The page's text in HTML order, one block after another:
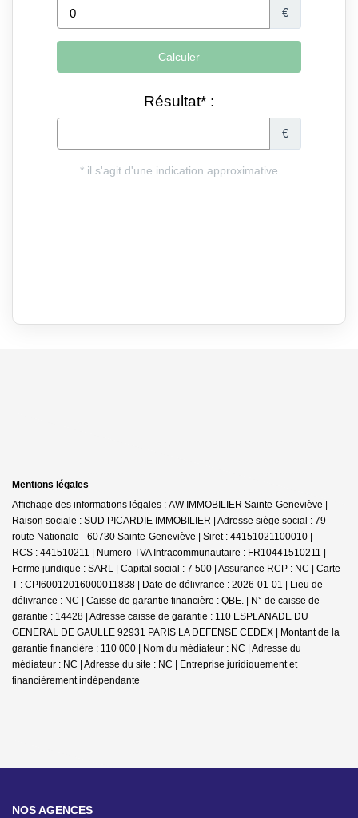
Mentions légales
Affichage des informations légales : AW IMMOBILIER Sainte-Geneviève |
Raison sociale : SUD PICARDIE IMMOBILIER | Adresse siège social : 79
route Nationale - 60730 Sainte-Geneviève | Siret : 44151021100010 |
RCS : 441510211 | Numero TVA Intracommunautaire : FR10441510211 |
Forme juridique : SARL | Capital social : 7 500 | Assurance RCP : NC | Carte
T : CPI60012016000011838 | Date de délivrance : 2026-01-01 | Lieu de
délivrance : NC | Caisse de garantie financière : QBE. | N° de caisse de
garantie : 14428 | Adresse caisse de garantie : 110 ESPLANADE DU
GENERAL DE GAULLE 92931 PARIS LA DEFENSE CEDEX | Montant de la
garantie financière : 110 000 | Nom du médiateur : NC | Adresse du
médiateur : NC | Adresse du site : NC | Entreprise juridiquement et
financièrement indépendante
NOS AGENCES